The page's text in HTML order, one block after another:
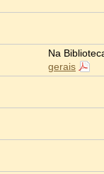
Na
gerais